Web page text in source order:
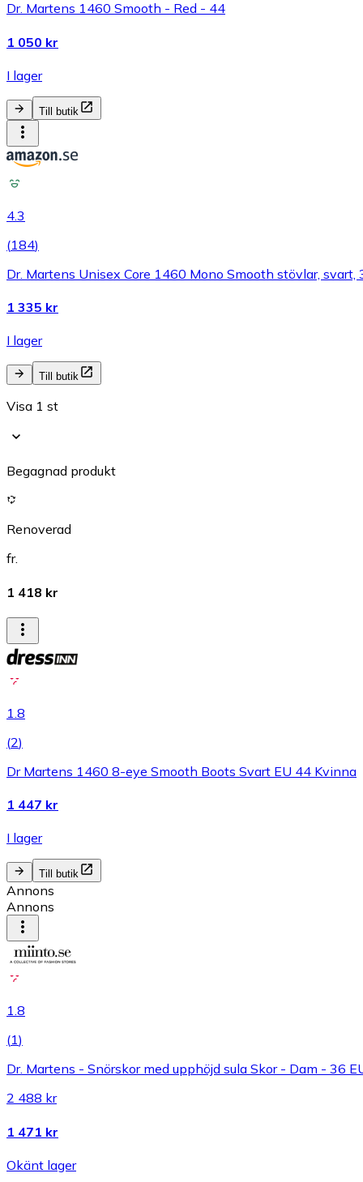
Dr. Martens 1460 Smooth - Red - 44
1 050 kr
I lager
Till butik
4.3
(184)
Dr. Martens Unisex Core 1460 Mono Smooth stövlar, svart,
1 335 kr
I lager
Till butik
Visa 1 st
Begagnad produkt
Renoverad
fr.
1 418 kr
1.8
(2)
Dr Martens 1460 8-eye Smooth Boots Svart EU 44 Kvinna
1 447 kr
I lager
Till butik
Annons
Annons
1.8
(1)
Dr. Martens - Snörskor med upphöjd sula Skor - Dam - 36
2 488 kr
1 471 kr
Okänt lager